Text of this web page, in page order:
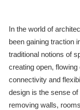
In the world of
been gaining traction
traditional notions of
creating open,
connectivity and
design is the sense
removing walls,